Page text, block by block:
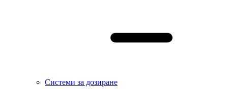
Системи за дозиране